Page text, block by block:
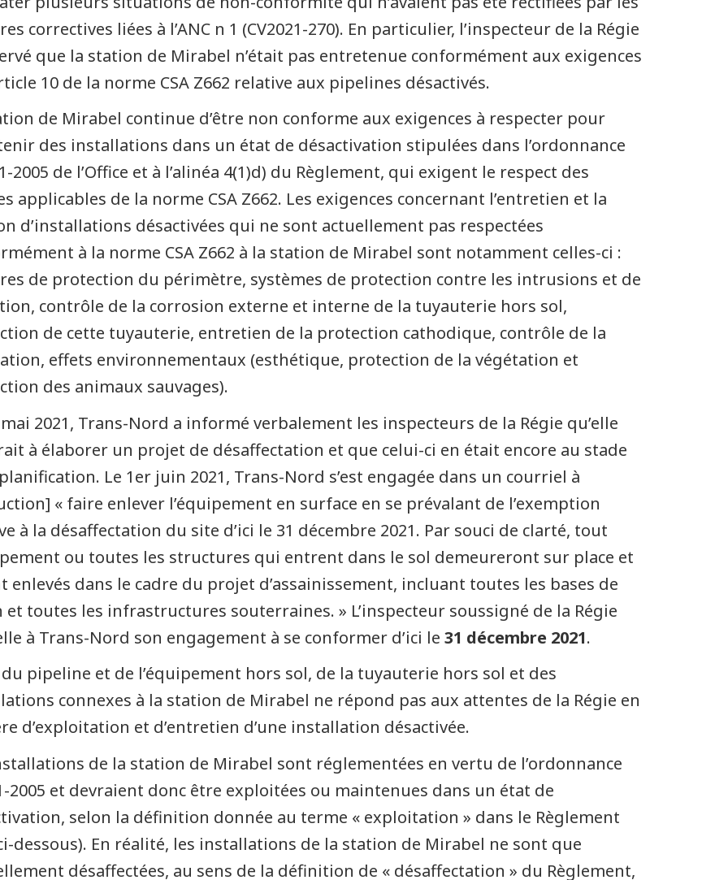
correctives liées à l’ANC n 1 (CV2021-270). En particulier, l’inspecteur de la Régie
que la station de Mirabel n’était pas entretenue conformément aux exigences
10 de la norme CSA Z662 relative aux pipelines désactivés.
de Mirabel continue d’être non conforme aux exigences à respecter pour
des installations dans un état de désactivation stipulées dans l’ordonnance
2005 de l’Office et à l’alinéa 4(1)d) du Règlement, qui exigent le respect des
applicables de la norme CSA Z662. Les exigences concernant l’entretien et la
d’installations désactivées qui ne sont actuellement pas respectées
à la norme CSA Z662 à la station de Mirabel sont notamment celles-ci :
de protection du périmètre, systèmes de protection contre les intrusions et de
contrôle de la corrosion externe et interne de la tuyauterie hors sol,
de cette tuyauterie, entretien de la protection cathodique, contrôle de la
effets environnementaux (esthétique, protection de la végétation et
des animaux sauvages).
mai 2021, Trans-Nord a informé verbalement les inspecteurs de la Régie qu’elle
à élaborer un projet de désaffectation et que celui-ci en était encore au stade
Le 1er juin 2021, Trans-Nord s’est engagée dans un courriel à
« faire enlever l’équipement en surface en se prévalant de l’exemption
à la désaffectation du site d’ici le 31 décembre 2021. Par souci de clarté, tout
ou toutes les structures qui entrent dans le sol demeureront sur place et
enlevés dans le cadre du projet d’assainissement, incluant toutes les bases de
et toutes les infrastructures souterraines. » L’inspecteur soussigné de la Régie
à Trans-Nord son engagement à se conformer d’ici le 31 décembre 2021.
du pipeline et de l’équipement hors sol, de la tuyauterie hors sol et des
connexes à la station de Mirabel ne répond pas aux attentes de la Régie en
d’exploitation et d’entretien d’une installation désactivée.
de la station de Mirabel sont réglementées en vertu de l’ordonnance
2005 et devraient donc être exploitées ou maintenues dans un état de
selon la définition donnée au terme « exploitation » dans le Règlement
dessous). En réalité, les installations de la station de Mirabel ne sont que
désaffectées, au sens de la définition de « désaffectation » du Règlement,